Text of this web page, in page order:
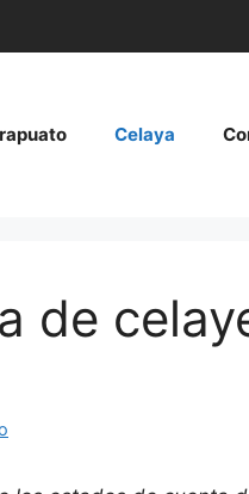
Celaya
de